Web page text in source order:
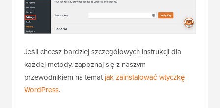
Jeśli chcesz bardziej szczegółowych instrukcji dla
każdej metody, zapoznaj się z naszym
przewodnikiem na tematjak zainstalować wtyczkę
WordPress.